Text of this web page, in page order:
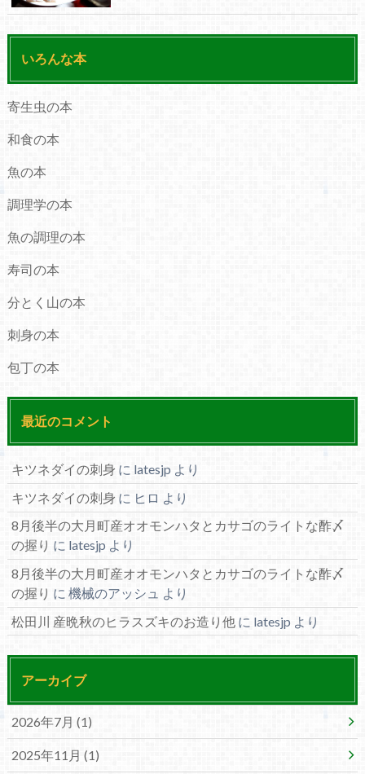
いろんな本
寄生虫の本
和食の本
魚の本
調理学の本
魚の調理の本
寿司の本
分とく山の本
刺身の本
包丁の本
最近のコメント
キツネダイの刺身 に latesjp より
キツネダイの刺身 に ヒロ より
8月後半の大月町産オオモンハタとカサゴのライトな酢〆
の握り に latesjp より
8月後半の大月町産オオモンハタとカサゴのライトな酢〆
の握り に 機械のアッシュ より
松田川 産晩秋のヒラスズキのお造り他 に latesjp より
アーカイブ
2026年7月 (1)
2025年11月 (1)